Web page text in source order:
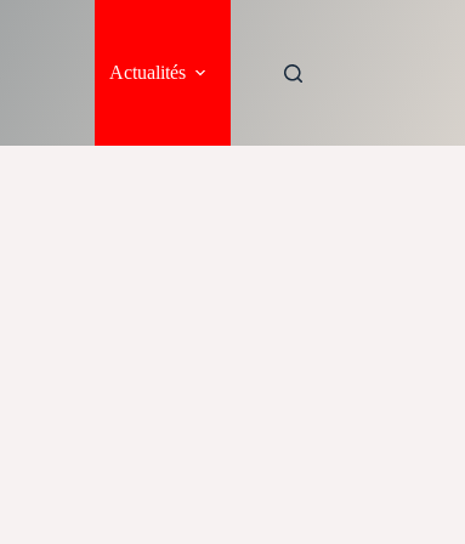
Actualités